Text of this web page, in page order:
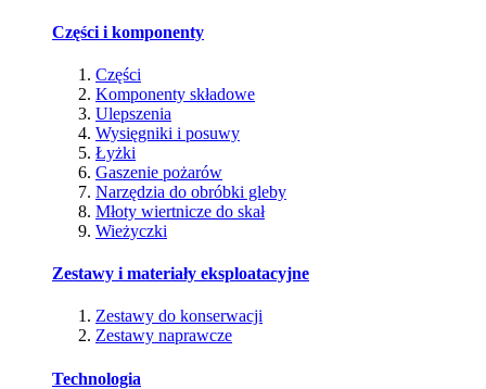
Części i komponenty
Części
Komponenty składowe
Ulepszenia
Wysięgniki i posuwy
Łyżki
Gaszenie pożarów
Narzędzia do obróbki gleby
Młoty wiertnicze do skał
Wieżyczki
Zestawy i materiały eksploatacyjne
Zestawy do konserwacji
Zestawy naprawcze
Technologia